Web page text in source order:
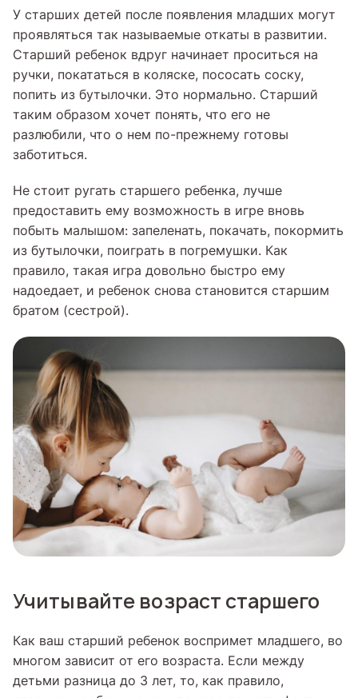
У старших детей после появления младших могут
проявляться так называемые откаты в развитии.
Старший ребенок вдруг начинает проситься на
ручки, покататься в коляске, пососать соску,
попить из бутылочки. Это нормально. Старший
таким образом хочет понять, что его не
разлюбили, что о нем по-прежнему готовы
заботиться.
Не стоит ругать старшего ребенка, лучше
предоставить ему возможность в игре вновь
побыть малышом: запеленать, покачать, покормить
из бутылочки, поиграть в погремушки. Как
правило, такая игра довольно быстро ему
надоедает, и ребенок снова становится старшим
братом (сестрой).
Учитывайте возраст старшего
Как ваш старший ребенок воспримет младшего, во
многом зависит от его возраста. Если между
детьми разница до 3 лет, то, как правило,